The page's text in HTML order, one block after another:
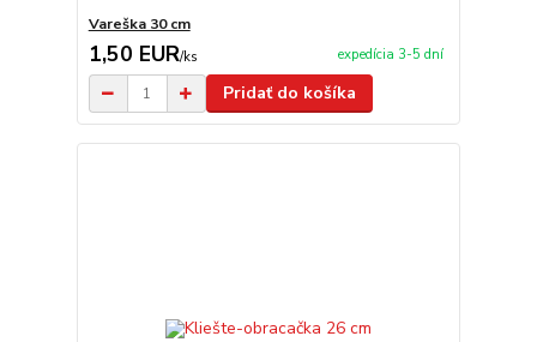
Vareška 30 cm
1,50 EUR/ks expedícia 3-5 dní
Pridať do košíka